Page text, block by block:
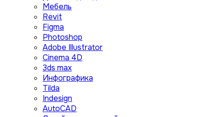
Мебель
Revit
Figma
Photoshop
Adobe Illustrator
Сinema 4D
3ds max
Инфографика
Tilda
Indesign
AutoCAD